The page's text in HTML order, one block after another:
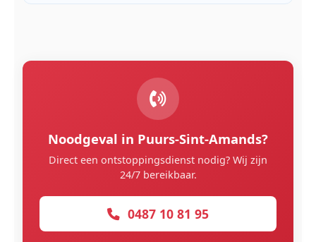
Noodgeval in Puurs-Sint-Amands?
Direct een ontstoppingsdienst nodig? Wij zijn
24/7 bereikbaar.
0487 10 81 95